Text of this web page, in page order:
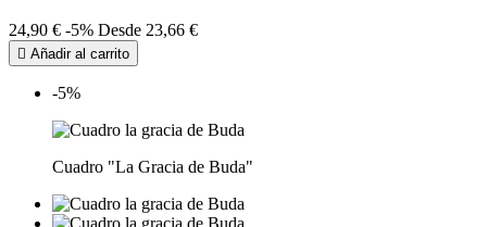
24,90 € -5% Desde 23,66 €
 Añadir al carrito
-5%
Cuadro "La Gracia de Buda"